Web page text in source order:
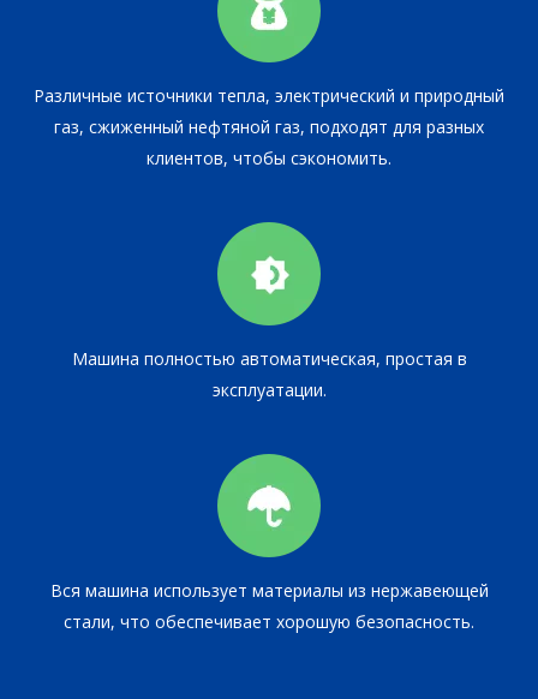
Различные источники тепла, электрический и природный
газ, сжиженный нефтяной газ, подходят для разных
клиентов, чтобы сэкономить.
Машина полностью автоматическая, простая в
эксплуатации.
Вся машина использует материалы из нержавеющей
стали, что обеспечивает хорошую безопасность.